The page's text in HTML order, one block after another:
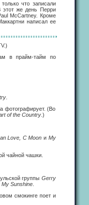
что записали
же день Перри
McCartney. Кроме
написал ее
в прайм-тайм по
.
фотографирует. (Во
of the Country.)
Love, С Moon и My
чайной чашки.
группы Gerry
My Sunshine.
смокинге поет и